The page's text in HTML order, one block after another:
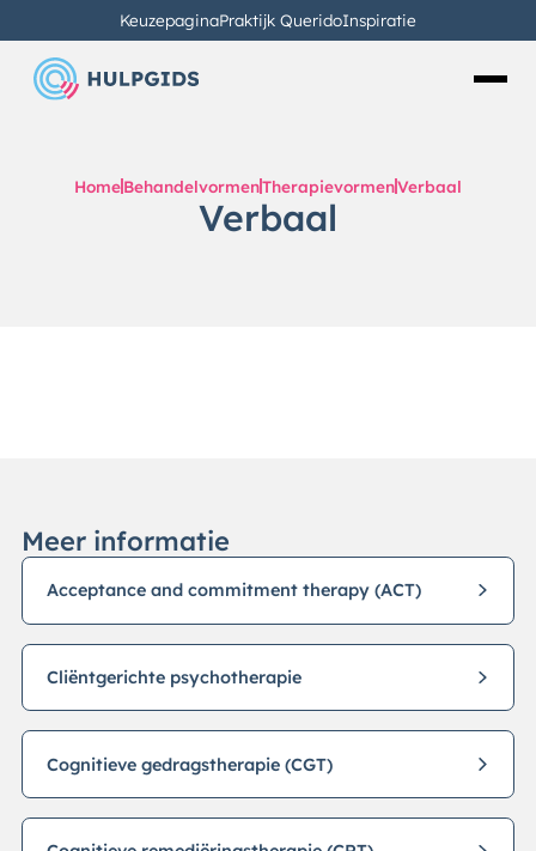
KeuzepaginaPraktijk QueridoInspiratie
HomeBehandelvormenTherapievormenVerbaal
Verbaal
Meer informatie
Acceptance and commitment therapy (ACT)
Cliëntgerichte psychotherapie
Cognitieve gedragstherapie (CGT)